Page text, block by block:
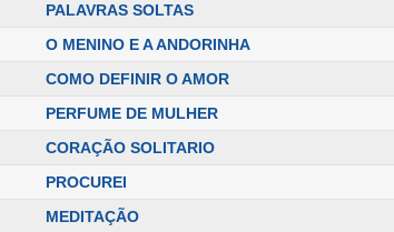
PALAVRAS SOLTAS
O MENINO E A ANDORINHA
COMO DEFINIR O AMOR
PERFUME DE MULHER
CORAÇÃO SOLITARIO
PROCUREI
MEDITAÇÃO